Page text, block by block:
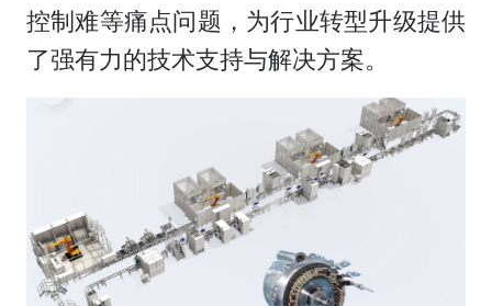
控制难等痛点问题，为行业转型升级提供
了强有力的技术支持与解决方案。